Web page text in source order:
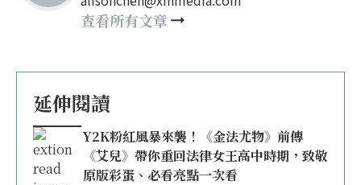
查看所有文章
延伸閱讀
Y2K粉紅風暴來襲！《金法尤物》前傳
《艾兒》帶你重回法律女王高中時期，致敬
原版彩蛋、必看亮點一次看